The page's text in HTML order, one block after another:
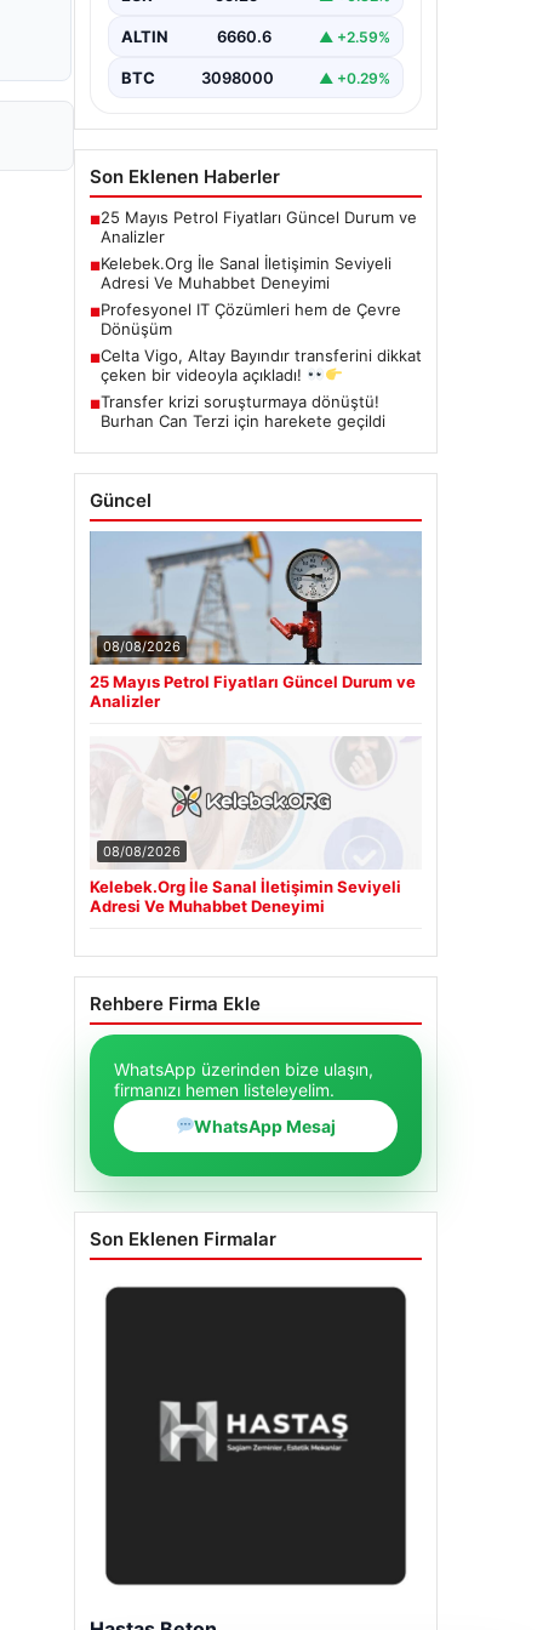
ALTIN 6660.6 ▲ +2.59%
BTC 3098000 ▲ +0.29%
Son Eklenen Haberler
■25 Mayıs Petrol Fiyatları Güncel Durum ve
Analizler
■Kelebek.Org İle Sanal İletişimin Seviyeli
Adresi Ve Muhabbet Deneyimi
■Profesyonel IT Çözümleri hem de Çevre
Dönüşüm
■Celta Vigo, Altay Bayındır transferini dikkat
çeken bir videoyla açıkladı!
■Transfer krizi soruşturmaya dönüştü!
Burhan Can Terzi için harekete geçildi
Güncel
08/08/2026
25 Mayıs Petrol Fiyatları Güncel Durum ve
Analizler
08/08/2026
Kelebek.Org İle Sanal İletişimin Seviyeli
Adresi Ve Muhabbet Deneyimi
Rehbere Firma Ekle
WhatsApp üzerinden bize ulaşın,
firmanızı hemen listeleyelim.
WhatsApp Mesaj
Son Eklenen Firmalar